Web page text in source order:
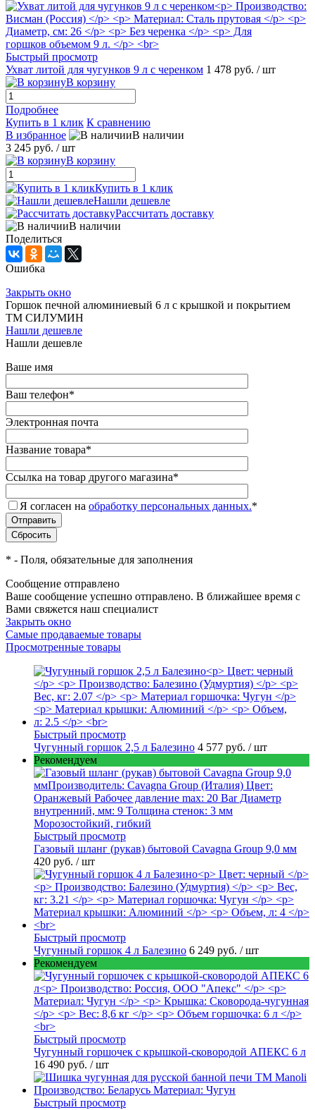
Быстрый просмотр
Ухват литой для чугунков 9 л с черенком 1 478 руб. / шт
В корзину
Подробнее
Купить в 1 клик К сравнению
В избранное
В наличии
3 245 руб. / шт
В корзину
Купить в 1 клик
Нашли дешевле
Рассчитать доставку
В наличии
Поделиться
Ошибка
Закрыть окно
Горшок печной алюминиевый 6 л с крышкой и покрытием
ТМ СИЛУМИН
Нашли дешевле
Нашли дешевле
Ваше имя
Ваш телефон*
Электронная почта
Название товара*
Ссылка на товар другого магазина*
Я согласен на обработку персональных данных.*
* - Поля, обязательные для заполнения
Сообщение отправлено
Ваше сообщение успешно отправлено. В ближайшее время с
Вами свяжется наш специалист
Закрыть окно
Самые продаваемые товары
Просмотренные товары
Быстрый просмотр
Чугунный горшок 2,5 л Балезино 4 577 руб. / шт
Рекомендуем
Быстрый просмотр
Газовый шланг (рукав) бытовой Cavagna Group 9,0 мм
420 руб. / шт
Быстрый просмотр
Чугунный горшок 4 л Балезино 6 249 руб. / шт
Рекомендуем
Быстрый просмотр
Чугунный горшочек с крышкой-сковородой АПЕКС 6 л
16 490 руб. / шт
Быстрый просмотр